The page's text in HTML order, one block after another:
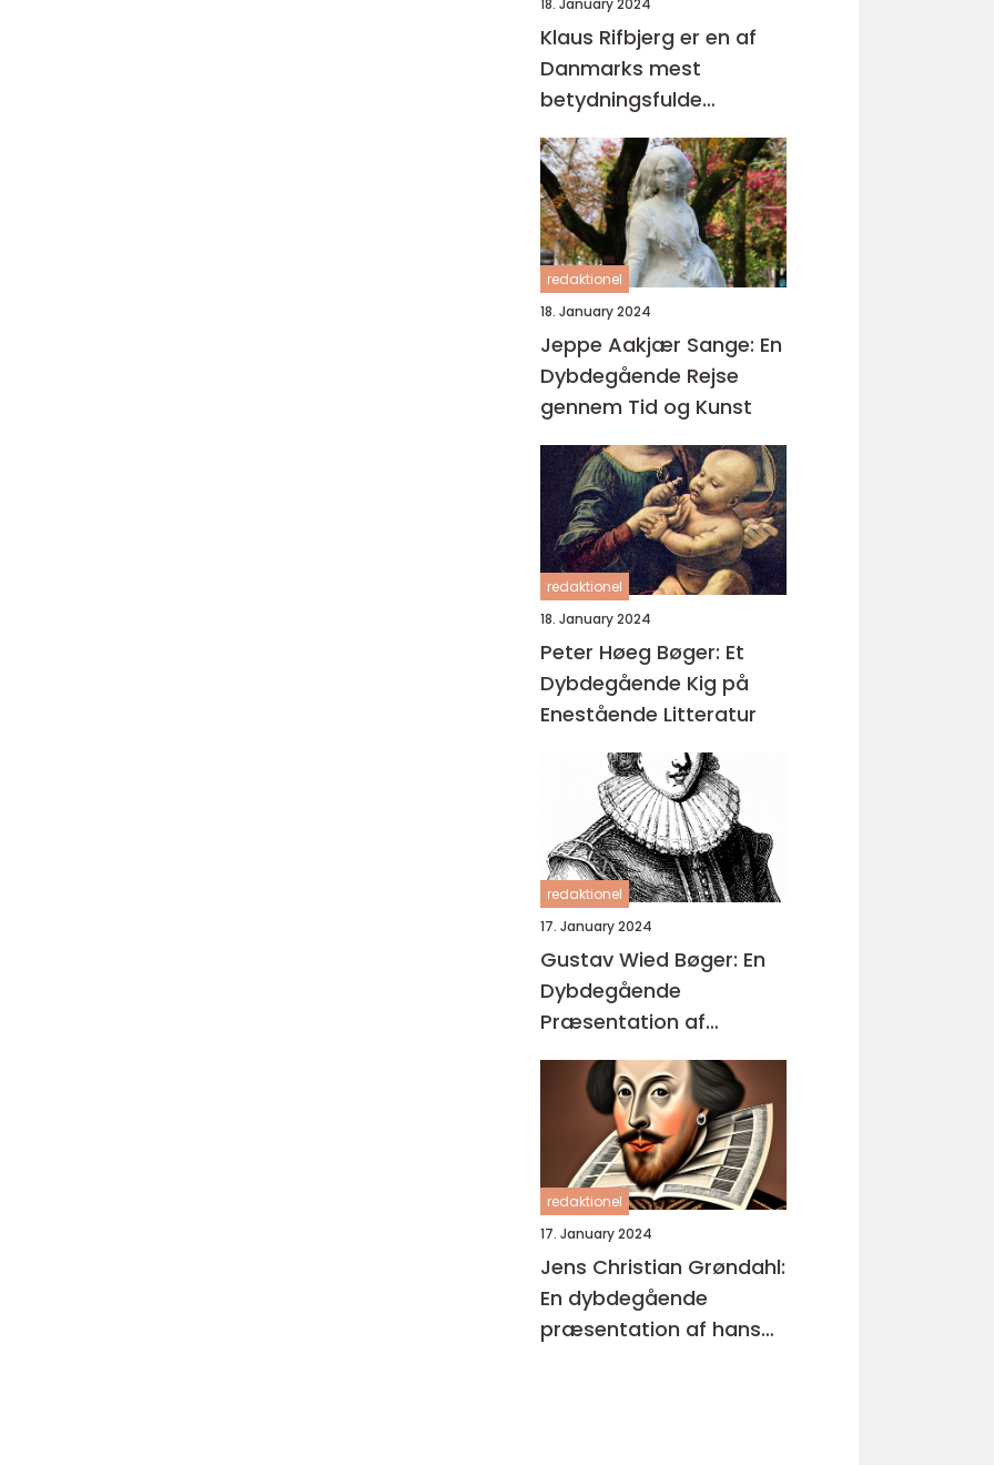
18. January 2024
Klaus Rifbjerg er en af
Danmarks mest
betydningsfulde
forfattere og digtere,
der har skabt en
imponerende samling af
bøger i sin karriere
redaktionel
18. January 2024
Jeppe Aakjær Sange: En
Dybdegående Rejse
gennem Tid og Kunst
redaktionel
18. January 2024
Peter Høeg Bøger: Et
Dybdegående Kig på
Enestående Litteratur
redaktionel
17. January 2024
Gustav Wied Bøger: En
Dybdegående
Præsentation af
Enestående
Kunstværker
redaktionel
17. January 2024
Jens Christian Grøndahl:
En dybdegående
præsentation af hans